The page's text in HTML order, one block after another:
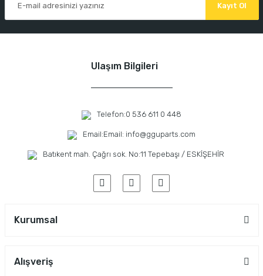
Kayıt Ol
Ulaşım Bilgileri
Telefon:0 536 611 0 448
Email:Email: info@gguparts.com
Batıkent mah. Çağrı sok. No:11 Tepebaşı / ESKİŞEHİR
Kurumsal
Alışveriş